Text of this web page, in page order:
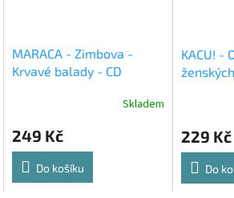
MARACA - Zimbova -
Krvavé balady - CD
Skladem
249 Kč
Do košíku
KACU! -
229 Kč
Do